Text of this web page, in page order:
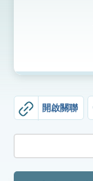
生字詞彙表
開啟關聯